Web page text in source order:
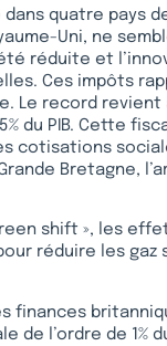
quatre pays
Uni, ne
réduite et
Ces impôts
Le record
du PIB. Cette
cotisations
Bretagne,
shift », les
réduire les
finances
l’ordre de 1%